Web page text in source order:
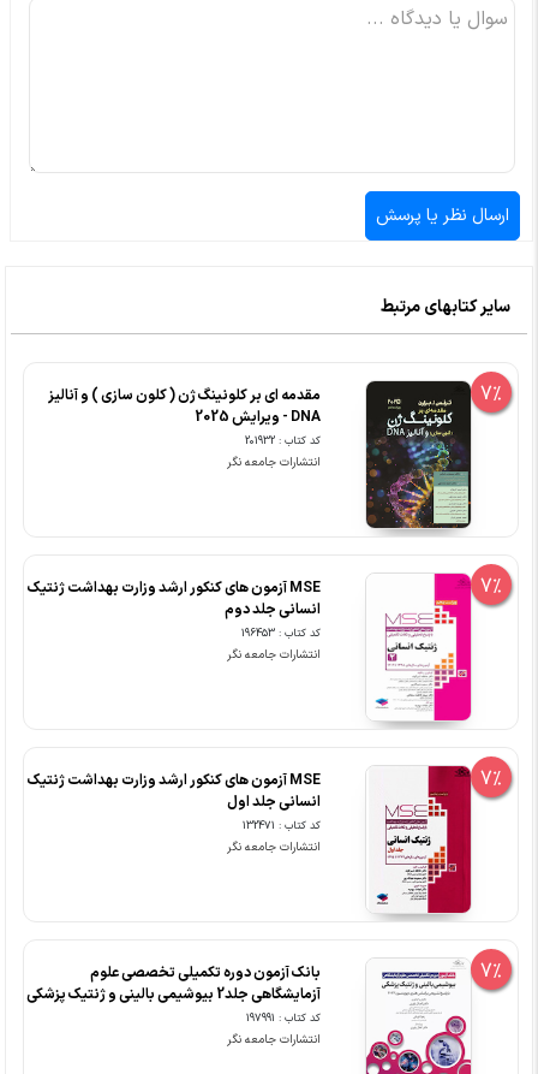
سایر کتابهای مرتبط
7%
مقدمه ای بر کلونینگ ژن ( کلون سازی ) و آنالیز
DNA - ویرایش 2025
کد کتاب : 201932
انتشارات جامعه نگر
7%
MSE آزمون های کنکور ارشد وزارت بهداشت ژنتیک
انسانی جلد دوم
کد کتاب : 196453
انتشارات جامعه نگر
7%
MSE آزمون های کنکور ارشد وزارت بهداشت ژنتیک
انسانی جلد اول
کد کتاب : 132471
انتشارات جامعه نگر
7%
بانک آزمون دوره تکمیلی تخصصی علوم
آزمایشگاهی جلد2 بیوشیمی بالینی و ژنتیک پزشکی
کد کتاب : 197991
انتشارات جامعه نگر